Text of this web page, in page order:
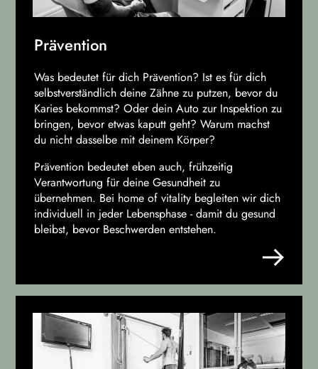
Prävention
Was bedeutet für dich Prävention? Ist es für dich
selbstverständlich deine Zähne zu putzen, bevor du
Karies bekommst? Oder dein Auto zur Inspektion zu
bringen, bevor etwas kaputt geht? Warum machst
du nicht dasselbe mit deinem Körper?
Prävention bedeutet eben auch, frühzeitig
Verantwortung für deine Gesundheit zu
übernehmen. Bei home of vitality begleiten wir dich
individuell in jeder Lebensphase - damit du gesund
bleibst, bevor Beschwerden entstehen.